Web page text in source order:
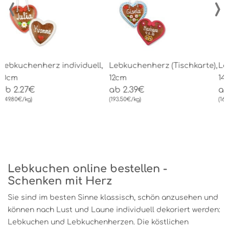
Lebkuchenherz (Tischkarte),
12cm
ab 2.39€
(193.50€/kg)
Lebkuchenherz individuell,
14cm
ab 4.07€
(166.80€/kg)
‹ ›
Lebkuchen online bestellen -
Schenken mit Herz
Sie sind im besten Sinne klassisch, schön anzusehen und
können nach Lust und Laune individuell dekoriert werden:
Lebkuchen und Lebkuchenherzen. Die köstlichen